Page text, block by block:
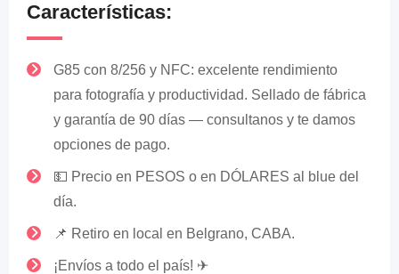
Características:
G85 con 8/256 y NFC: excelente rendimiento
para fotografía y productividad. Sellado de fábrica
y garantía de 90 días — consultanos y te damos
opciones de pago.
💵 Precio en PESOS o en DÓLARES al blue del
día.
📌 Retiro en local en Belgrano, CABA.
¡Envíos a todo el país! ✈